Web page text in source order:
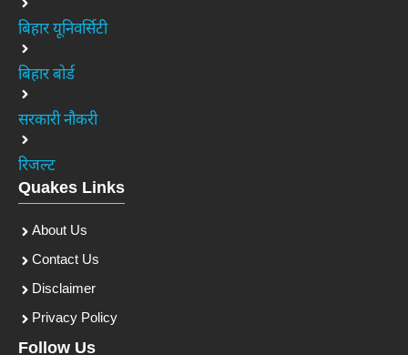
बिहार यूनिवर्सिटी
बिहार बोर्ड
सरकारी नौकरी
रिजल्ट
Quakes Links
About Us
Contact Us
Disclaimer
Privacy Policy
Follow Us